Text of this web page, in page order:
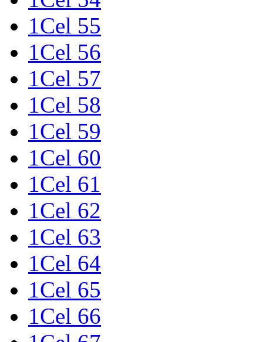
1Cel 55
1Cel 56
1Cel 57
1Cel 58
1Cel 59
1Cel 60
1Cel 61
1Cel 62
1Cel 63
1Cel 64
1Cel 65
1Cel 66